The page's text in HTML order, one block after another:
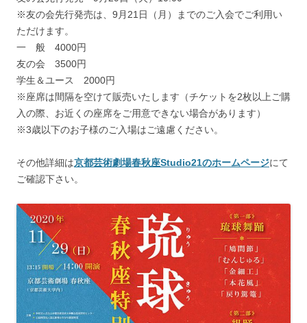
※友の会先行発売は、9月21日（月）までのご入会でご利用い
ただけます。
一 般 4000円
友の会 3500円
学生＆ユース 2000円
※座席は間隔を空けて販売いたします（チケットを2枚以上ご購
入の際、お近くの座席をご用意できない場合があります）
※3歳以下のお子様のご入場はご遠慮ください。
その他詳細は京都芸術劇場春秋座Studio21のホームページにて
ご確認下さい。